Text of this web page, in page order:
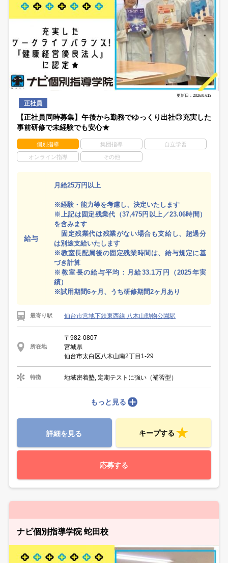
更新日：2026/07/13
正社員
【正社員同時募集】午後から勤務でゆっくり出社◎充実した
事前研修で未経験でも安心★
個別指導 集団指導 自立学習
オンライン指導 その他
給与
月給25万円以上
※経験・能力等を考慮し、決定いたします
※上記は固定残業代（37,475円以上／23.06時間）
を含みます
固定残業代は残業がない場合も支給し、超過分
は別途支給いたします
※教室長配属後の固定残業時間は、給与規定に基
づき計算
※教室長の給与平均：月給33.1万円（2025年実
績）
※試用期間6ヶ月、うち研修期間2ヶ月あり
最寄り駅 仙台市営地下鉄東西線 八木山動物公園駅
所在地
〒982-0807
宮城県
仙台市太白区八木山南2丁目1-29
特徴 地域密着塾, 定期テストに強い（補習型）
もっと見る
詳細を見る キープする
応募する
ナビ個別指導学院 蛇田校